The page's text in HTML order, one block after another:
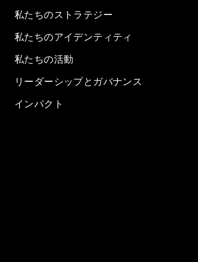
私たちのストラテジー
私たちのアイデンティティ
私たちの活動
リーダーシップとガバナンス
インパクト